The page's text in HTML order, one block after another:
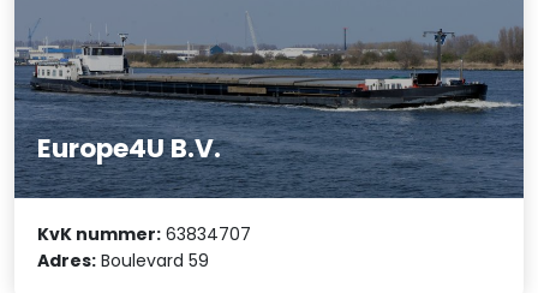
Europe4U B.V.
KvK nummer: 63834707
Adres: Boulevard 59